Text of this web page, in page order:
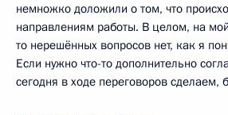
немножко доложили о том, что
направлениям работы. В целом, на
то нерешённых вопросов нет, как я
Если нужно что-то дополнительно
сегодня в ходе переговоров сделаем,